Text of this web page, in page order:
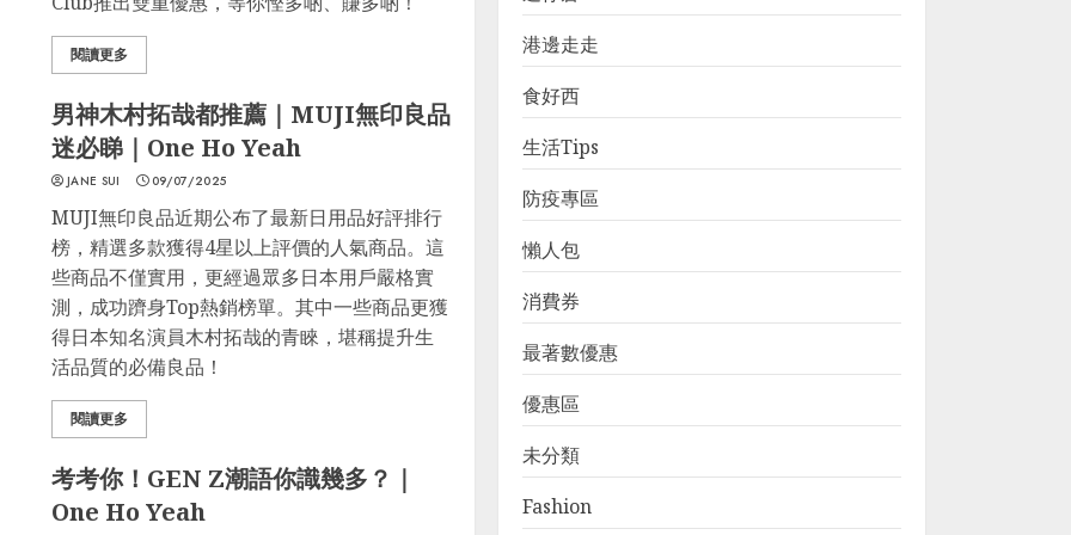
閱讀更多
男神木村拓哉都推薦｜MUJI無印良品
迷必睇｜One Ho Yeah
JANE SUI 09/07/2025
MUJI無印良品近期公布了最新日用品好評排行
榜，精選多款獲得4星以上評價的人氣商品。這
些商品不僅實用，更經過眾多日本用戶嚴格實
測，成功躋身Top熱銷榜單。其中一些商品更獲
得日本知名演員木村拓哉的青睞，堪稱提升生
活品質的必備良品！
閱讀更多
考考你！GEN Z潮語你識幾多？｜
One Ho Yeah
港邊走走
食好西
生活Tips
防疫專區
懶人包
消費券
最著數優惠
優惠區
未分類
Fashion